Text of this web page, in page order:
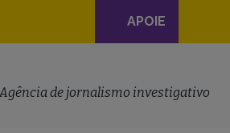
Navegação
principal
APOIE
Agência de jornalismo investigativo